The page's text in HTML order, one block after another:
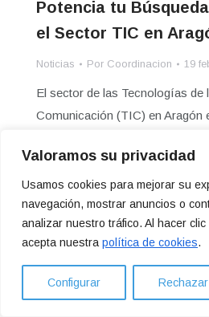
Valoramos su privacidad
Usamos cookies para mejorar su
navegación, mostrar anuncios o
analizar nuestro tráfico. Al hacer
acepta nuestra política de cookies.
Configurar Rechazar
Potencia tu
el Sector TIC en
Noticias Por Coordinacion 19
El sector de las Tecnologías de
Comunicación (TIC) en Aragón
Legal